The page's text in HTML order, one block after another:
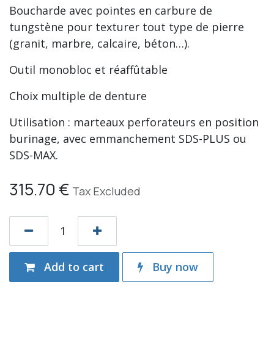
Boucharde avec pointes en carbure de
tungstène pour texturer tout type de pierre
(granit, marbre, calcaire, béton…).
Outil monobloc et réaffûtable
Choix multiple de denture
Utilisation : marteaux perforateurs en position
burinage, avec emmanchement SDS-PLUS ou
SDS-MAX.
315.70 € Tax Excluded
Add to cart Buy now